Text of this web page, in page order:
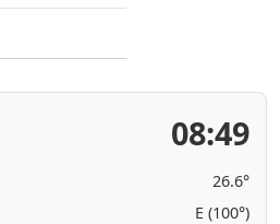
08:49
26.6°
E (100°)